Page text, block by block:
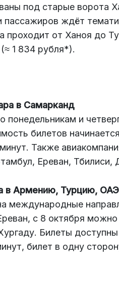
под старые ворота
ждёт
проходит от Ханоя до
1 834 рубля*).
в Самарканд
и
билетов
Также
Ереван, Тбилиси,
в Армению, Турцию, ОАЭ
международные
с 8 октября
Билеты доступны
билет в одну